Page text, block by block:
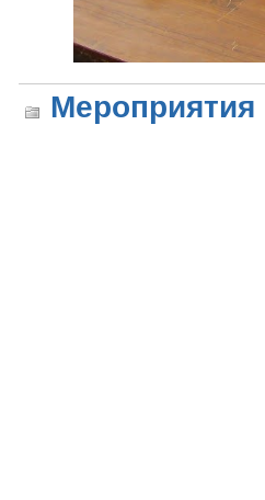
Мероприятия